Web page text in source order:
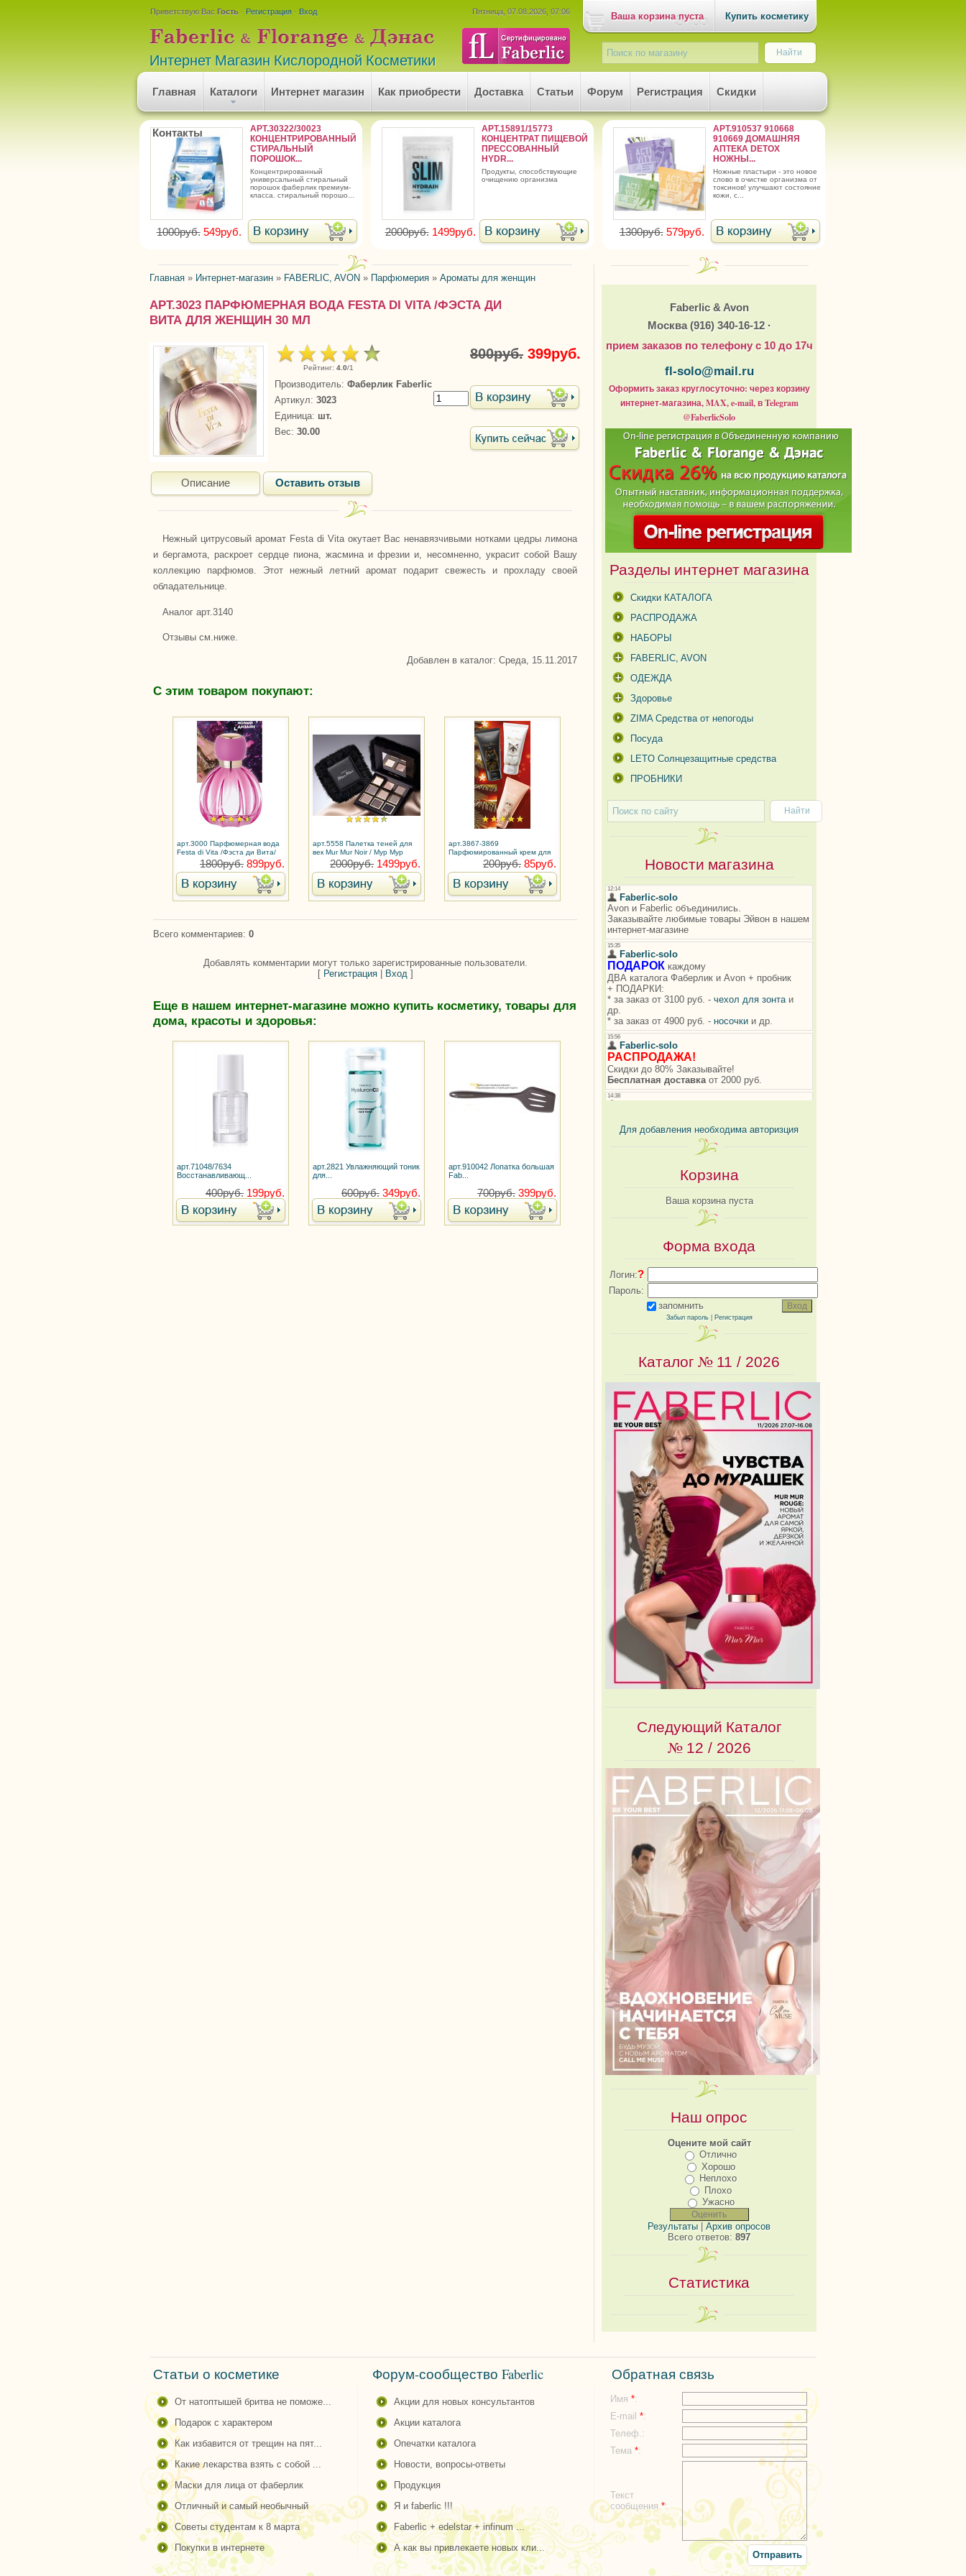
Пятница, 07.08.2026, 07:06
Приветствую Вас Гость · Регистрация · Вход
Интернет Магазин Кислородной Косметики
Главная Каталоги Интернет магазин Как приобрести Доставка Статьи Форум Регистрация Скидки
Контакты
АРТ.30322/30023
КОНЦЕНТРИРОВАННЫЙ
СТИРАЛЬНЫЙ
ПОРОШОК...
концентрированный
универсальный стиральный
порошок фаберлик премиум-
класса. стиральный порошо...
1000руб. 549руб.
АРТ.15891/15773
КОНЦЕНТРАТ ПИЩЕВОЙ
ПРЕССОВАННЫЙ
HYDR...
продукты, способствующие
очищению организма
2000руб. 1499руб.
АРТ.910537 910668
910669 ДОМАШНЯЯ
АПТЕКА DETOX
НОЖНЫ...
ножные пластыри - это новое
слово в очистке организма от
токсинов! улучшают состояние
кожи, с...
1300руб. 579руб.
Главная » Интернет-магазин » FABERLIC, AVON » Парфюмерия » Ароматы для женщин
АРТ.3023 ПАРФЮМЕРНАЯ ВОДА FESTA DI VITA /ФЭСТА ДИ
ВИТА ДЛЯ ЖЕНЩИН 30 МЛ
Рейтинг: 4.0/1
800руб. 399руб.
Производитель: Фаберлик Faberlic
Артикул: 3023
Единица: шт.
Вес: 30.00
Описание Оставить отзыв
Нежный цитрусовый аромат Festa di Vita окутает Вас ненавязчивыми нотками цедры лимона
и бергамота, раскроет сердце пиона, жасмина и фрезии и, несомненно, украсит собой Вашу
коллекцию парфюмов. Этот нежный летний аромат подарит свежесть и прохладу своей
обладательнице.
Аналог арт.3140
Отзывы см.ниже.
Добавлен в каталог: Среда, 15.11.2017
С этим товаром покупают:
арт.3000 Парфюмерная вода
Festa di Vita /Фэста ди Вита/
для женщин1800руб. 899руб.
арт.5558 Палетка теней для
век Mur Mur Noir / Мур Мур
2000руб. 1499руб.
арт.3867-3869
Парфюмированный крем для
рук Mur Mur/ Мур Мур
200руб. 85руб.
Всего комментариев: 0
Добавлять комментарии могут только зарегистрированные пользователи.
[ Регистрация| Вход ]
Еще в нашем интернет-магазине можно купить косметику, товары для
дома, красоты и здоровья:
арт.71048/7634
Восстанавливающ...
400руб. 199руб.
арт.2821 Увлажняющий тоник
для...
600руб. 349руб.
арт.910042 Лопатка большая
Fab...
700руб. 399руб.
Faberlic & Avon
Москва (916) 340-16-12 ·
прием заказов по телефону с 10 до 17ч
fl-solo@mail.ru
Оформить заказ круглосуточно: через корзину
интернет-магазина, MAX, e-mail, в Telegram
@FaberlicSolo
Разделы интернет магазина
Скидки КАТАЛОГА
РАСПРОДАЖА
НАБОРЫ
FABERLIC, AVON
ОДЕЖДА
Здоровье
ZIMA Средства от непогоды
Посуда
LETO Солнцезащитные средства
ПРОБНИКИ
Новости магазина
Для добавления необходима авторизция
Корзина
Ваша корзина пуста Купить косметику
Ваша корзина пуста
Форма входа
Логин:?
Пароль:
запомнить
Забыл пароль| Регистрация
Каталог № 11 / 2026
Следующий Каталог
№ 12 / 2026
Наш опрос
Оцените мой сайт
Отлично
Хорошо
Неплохо
Плохо
Ужасно
Результаты | Архив опросов
Всего ответов: 897
Статистика
Статьи о косметике
от натоптышей бритва не поможе...
подарок с характером
как избавится от трещин на пят...
какие лекарства взять с собой ...
маски для лица от фаберлик
отличный и самый необычный
советы студентам к 8 марта
покупки в интернете
Форум-сообщество Faberlic
акции для новых консультантов
акции каталога
опечатки каталога
новости, вопросы-ответы
продукция
я и faberlic !!!
faberlic + edelstar + infinum ...
а как вы привлекаете новых кли...
Обратная связь
Имя *:
E-mail *:
Телеф.:
Тема *:
Текст
сообщения *: